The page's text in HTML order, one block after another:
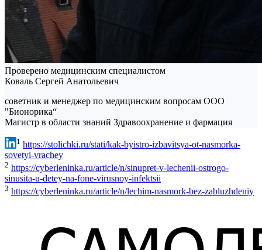
Проверено медицинским специалистом
Коваль Сергей Анатольевич
советник и менеджер по медицинским вопросам ООО
"Бионорика“
Магистр в области знаний Здравоохранение и фармация
1 https://stolichki.ru/stati/kak-byistro-izbavitsya-ot-nasmorka-
sovetyi-vrachey
2 https://cyberleninka.ru/article/n/sinupret-v-lechenii-ostrogo-
sinusita-u-detey-na-fone-virusnoy-infektsii
3 https://cyberleninka.ru/article/n/lechim-nasmork-bez-zabluzhdeniy